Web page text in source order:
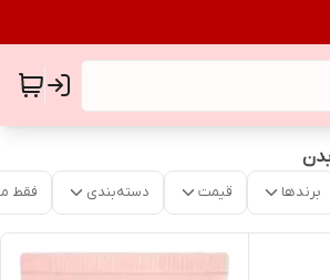
برندها قیمت دسته‌بندی فقط